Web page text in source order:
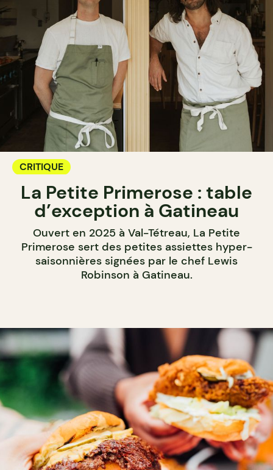
CRITIQUE
La Petite Primerose : table
d’exception à Gatineau
Ouvert en 2025 à Val-Tétreau, La Petite
Primerose sert des petites assiettes hyper-
saisonnières signées par le chef Lewis
Robinson à Gatineau.